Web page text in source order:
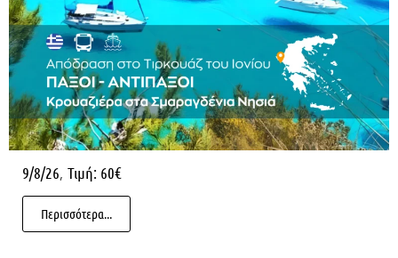
9/8/26, Τιμή: 60€
Περισσότερα...